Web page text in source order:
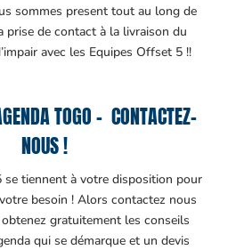
sommes present tout au long de
prise de contact à la livraison du
avec les Equipes Offset 5 !!
TOGO – CONTACTEZ-
NOUS !
se tiennent à votre disposition pour
besoin ! Alors contactez nous
gratuitement les conseils
qui se démarque et un devis